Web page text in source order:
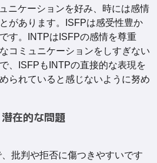
ニケーションを好み、時には感情
があります。ISFPは感受性豊か
す。INTPはISFPの感情を尊重
コミュニケーションをしすぎない
、ISFPもINTPの直接的な表現を
られていると感じないように努め
潜在的な問題
批判や拒否に傷つきやすいです